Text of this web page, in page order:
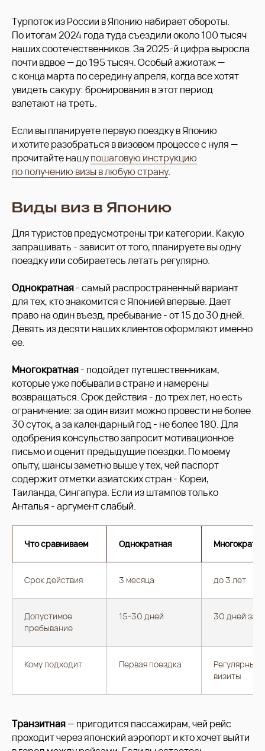
Турпоток из России в Японию набирает обороты.
По итогам 2024 года туда съездили около 100 тысяч
наших соотечественников. За 2025-й цифра выросла
почти вдвое — до 195 тысяч. Особый ажиотаж —
с конца марта по середину апреля, когда все хотят
увидеть сакуру: бронирования в этот период
взлетают на треть.
Если вы планируете первую поездку в Японию
и хотите разобраться в визовом процессе с нуля —
прочитайте нашупошаговую инструкцию
по получению визы в любую страну.
Виды виз в Японию
Для туристов предусмотрены три категории. Какую
запрашивать - зависит от того, планируете вы одну
поездку или собираетесь летать регулярно.
Однократная- самый распространенный вариант
для тех, кто знакомится с Японией впервые. Дает
право на один въезд, пребывание - от 15 до 30 дней.
Девять из десяти наших клиентов оформляют именно
ее.
Многократная- подойдет путешественникам,
которые уже побывали в стране и намерены
возвращаться. Срок действия - до трех лет, но есть
ограничение: за один визит можно провести не более
30 суток, а за календарный год - не более 180. Для
одобрения консульство запросит мотивационное
письмо и оценит предыдущие поездки. По моему
опыту, шансы заметно выше у тех, чей паспорт
содержит отметки азиатских стран - Кореи,
Таиланда, Сингапура. Если из штампов только
Анталья - аргумент слабый.
Что сравниваем Однократная
Срок действия 3 месяца до 3 лет
Допустимое
пребывание
15-30 дней 30 дней за
Кому подходит Первая поездка
Регулярные
визиты
Транзитная— пригодится пассажирам, чей рейс
проходит через японский аэропорт и кто хочет выйти